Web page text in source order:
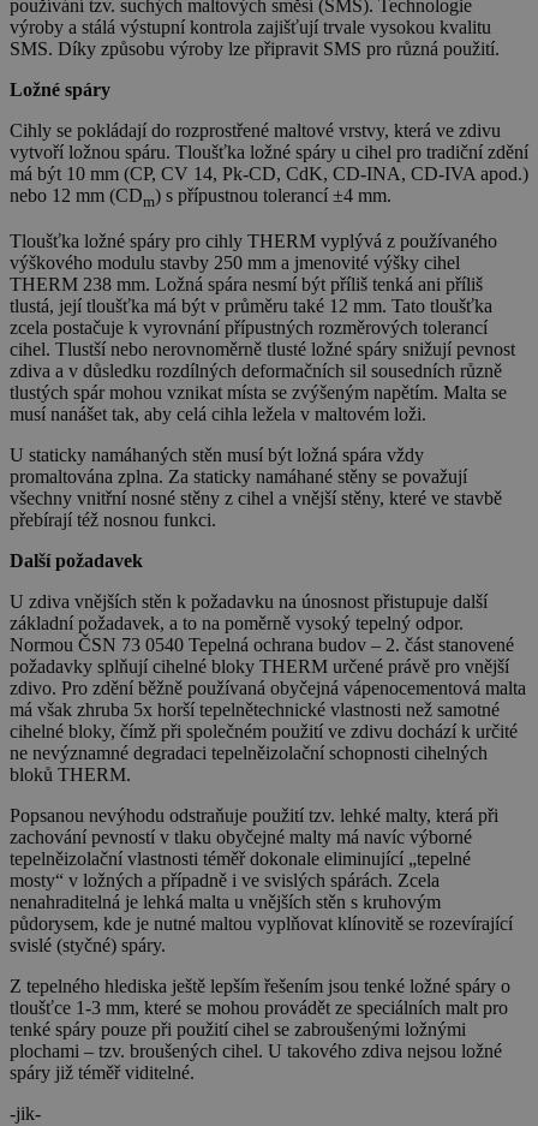
používání tzv. suchých maltových směsí (SMS). Technologie
výroby a stálá výstupní kontrola zajišťují trvale vysokou kvalitu
SMS. Díky způsobu výroby lze připravit SMS pro různá použití.
Ložné spáry
Cihly se pokládají do rozprostřené maltové vrstvy, která ve zdivu
vytvoří ložnou spáru. Tloušťka ložné spáry u cihel pro tradiční zdění
má být 10 mm (CP, CV 14, Pk-CD, CdK, CD-INA, CD-IVA apod.)
nebo 12 mm (CDm) s přípustnou tolerancí ±4 mm.
Tloušťka ložné spáry pro cihly THERM vyplývá z používaného
výškového modulu stavby 250 mm a jmenovité výšky cihel
THERM 238 mm. Ložná spára nesmí být příliš tenká ani příliš
tlustá, její tloušťka má být v průměru také 12 mm. Tato tloušťka
zcela postačuje k vyrovnání přípustných rozměrových tolerancí
cihel. Tlustší nebo nerovnoměrně tlusté ložné spáry snižují pevnost
zdiva a v důsledku rozdílných deformačních sil sousedních různě
tlustých spár mohou vznikat místa se zvýšeným napětím. Malta se
musí nanášet tak, aby celá cihla ležela v maltovém loži.
U staticky namáhaných stěn musí být ložná spára vždy
promaltována zplna. Za staticky namáhané stěny se považují
všechny vnitřní nosné stěny z cihel a vnější stěny, které ve stavbě
přebírají též nosnou funkci.
Další požadavek
U zdiva vnějších stěn k požadavku na únosnost přistupuje další
základní požadavek, a to na poměrně vysoký tepelný odpor.
Normou ČSN 73 0540 Tepelná ochrana budov – 2. část stanovené
požadavky splňují cihelné bloky THERM určené právě pro vnější
zdivo. Pro zdění běžně používaná obyčejná vápenocementová malta
má však zhruba 5x horší tepelnětechnické vlastnosti než samotné
cihelné bloky, čímž při společném použití ve zdivu dochází k určité
ne nevýznamné degradaci tepelněizolační schopnosti cihelných
bloků THERM.
Popsanou nevýhodu odstraňuje použití tzv. lehké malty, která při
zachování pevností v tlaku obyčejné malty má navíc výborné
tepelněizolační vlastnosti téměř dokonale eliminující „tepelné
mosty“ v ložných a případně i ve svislých spárách. Zcela
nenahraditelná je lehká malta u vnějších stěn s kruhovým
půdorysem, kde je nutné maltou vyplňovat klínovitě se rozevírající
svislé (styčné) spáry.
Z tepelného hlediska ještě lepším řešením jsou tenké ložné spáry o
tloušťce 1-3 mm, které se mohou provádět ze speciálních malt pro
tenké spáry pouze při použití cihel se zabroušenými ložnými
plochami – tzv. broušených cihel. U takového zdiva nejsou ložné
spáry již téměř viditelné.
-jik-